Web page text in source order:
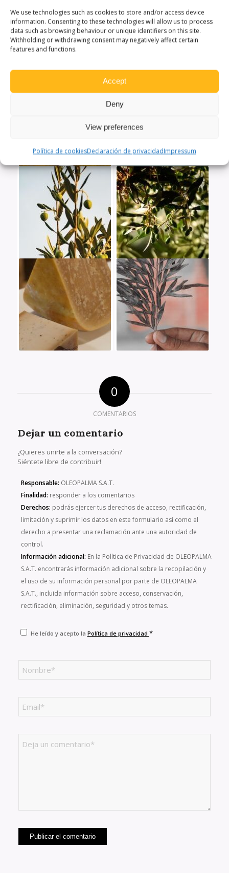
We use technologies such as cookies to store and/or access device
information. Consenting to these technologies will allow us to process
data such as browsing behaviour or unique identifiers on this site.
Withholding or withdrawing consent may negatively affect certain
features and functions.
Accept
Deny
View preferences
Política de cookiesDeclaración de privacidadImpressum
0
COMENTARIOS
Dejar un comentario
¿Quieres unirte a la conversación?
Siéntete libre de contribuir!
Responsable: OLEOPALMA S.A.T.
Finalidad: responder a los comentarios
Derechos: podrás ejercer tus derechos de acceso, rectificación,
limitación y suprimir los datos en este formulario así como el
derecho a presentar una reclamación ante una autoridad de
control.
Información adicional: En la Política de Privacidad de OLEOPALMA
S.A.T. encontrarás información adicional sobre la recopilación y
el uso de su información personal por parte de OLEOPALMA
S.A.T., incluida información sobre acceso, conservación,
rectificación, eliminación, seguridad y otros temas.
He leído y acepto la Política de privacidad *